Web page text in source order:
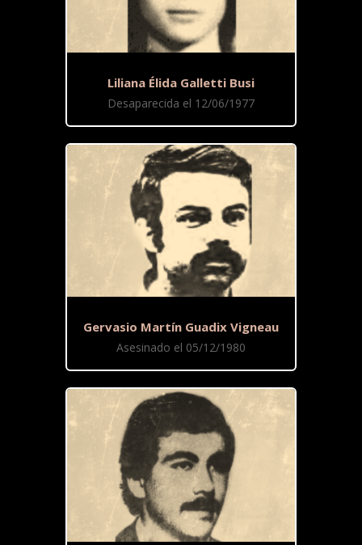
Liliana Élida Galletti Busi
Desaparecida el 12/06/1977
Gervasio Martín Guadix Vigneau
Asesinado el 05/12/1980